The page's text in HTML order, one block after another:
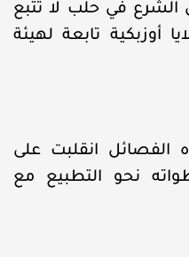
في حلب لا تتبع
أوزبكية تابعة لهيئة
انقلبت على
نحو التطبيع مع